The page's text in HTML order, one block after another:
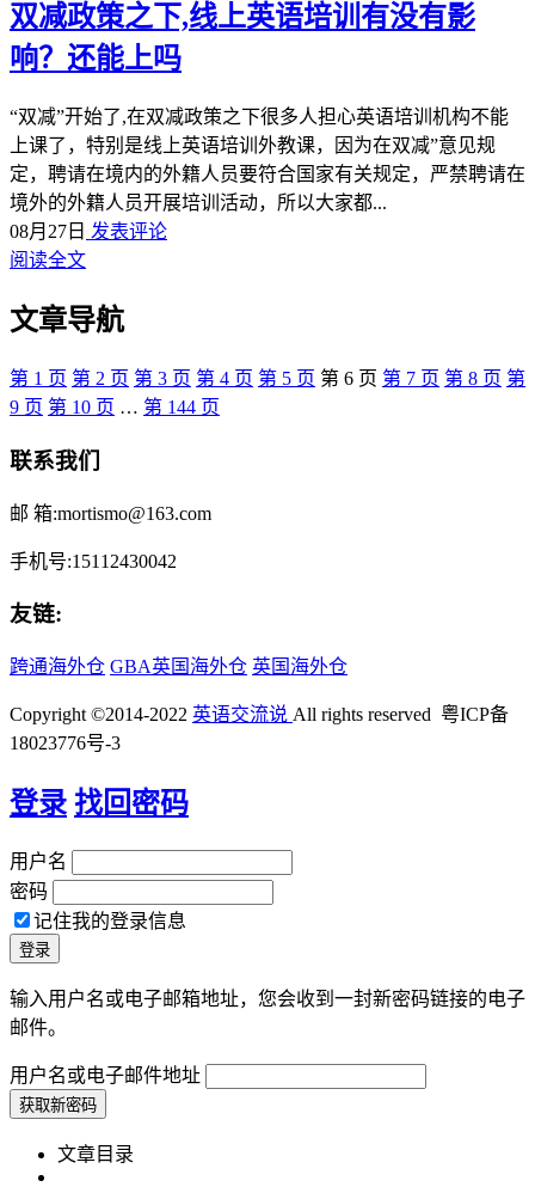
双减政策之下,线上英语培训有没有影
响？还能上吗
“双减”开始了,在双减政策之下很多人担心英语培训机构不能
上课了，特别是线上英语培训外教课，因为在双减”意见规
定，聘请在境内的外籍人员要符合国家有关规定，严禁聘请在
境外的外籍人员开展培训活动，所以大家都...
08月27日 发表评论
阅读全文
文章导航
第 1 页 第 2 页 第 3 页 第 4 页 第 5 页 第 6 页 第 7 页 第 8 页 第
9 页 第 10 页 … 第 144 页
联系我们
邮 箱:mortismo@163.com
手机号:15112430042
友链:
跨通海外仓 GBA英国海外仓 英国海外仓
Copyright ©2014-2022 英语交流说 All rights reserved 粤ICP备
18023776号-3
登录 找回密码
用户名
密码
记住我的登录信息
输入用户名或电子邮箱地址，您会收到一封新密码链接的电子
邮件。
用户名或电子邮件地址
文章目录